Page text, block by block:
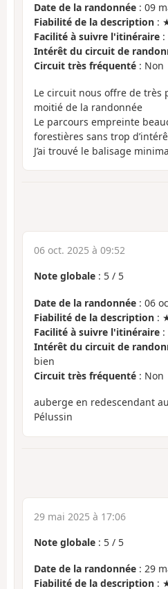
Date de la randonnée : 09
Fiabilité de la description :
Facilité à suivre l'itinéraire
Intérêt du circuit de
Circuit très fréquenté : Non
Le circuit nous offre de très
moitié de la randonnée
Le parcours empreinte
forestières sans trop
J’ai trouvé le balisage
06 oct. 2025 à 09:52
Note globale : 5 / 5
Date de la randonnée : 06
Fiabilité de la description :
Facilité à suivre l'itinéraire
Intérêt du circuit de
bien
Circuit très fréquenté : Non
auberge en redescendant
Pélussin
29 mai 2025 à 17:06
Note globale : 5 / 5
Date de la randonnée : 29
Fiabilité de la description :